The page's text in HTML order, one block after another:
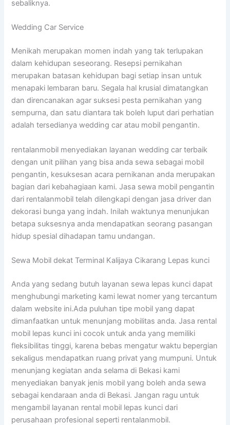
sebaliknya.
Wedding Car Service
Menikah merupakan momen indah yang tak terlupakan
dalam kehidupan seseorang. Resepsi pernikahan
merupakan batasan kehidupan bagi setiap insan untuk
menapaki lembaran baru. Segala hal krusial dimatangkan
dan direncanakan agar suksesi pesta pernikahan yang
sempurna, dan satu diantara tak boleh luput dari perhatian
adalah tersedianya wedding car atau mobil pengantin.
rentalanmobil menyediakan layanan wedding car terbaik
dengan unit pilihan yang bisa anda sewa sebagai mobil
pengantin, kesuksesan acara pernikanan anda merupakan
bagian dari kebahagiaan kami. Jasa sewa mobil pengantin
dari rentalanmobil telah dilengkapi dengan jasa driver dan
dekorasi bunga yang indah. Inilah waktunya menunjukan
betapa suksesnya anda mendapatkan seorang pasangan
hidup spesial dihadapan tamu undangan.
Sewa Mobil dekat Terminal Kalijaya Cikarang Lepas kunci
Anda yang sedang butuh layanan sewa lepas kunci dapat
menghubungi marketing kami lewat nomer yang tercantum
dalam website ini.Ada puluhan tipe mobil yang dapat
dimanfaatkan untuk menunjang mobilitas anda. Jasa rental
mobil lepas kunci ini cocok untuk anda yang memiliki
fleksibilitas tinggi, karena bebas mengatur waktu bepergian
sekaligus mendapatkan ruang privat yang mumpuni. Untuk
menunjang kegiatan anda selama di Bekasi kami
menyediakan banyak jenis mobil yang boleh anda sewa
sebagai kendaraan anda di Bekasi. Jangan ragu untuk
mengambil layanan rental mobil lepas kunci dari
perusahaan profesional seperti rentalanmobil.